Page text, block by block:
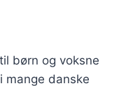
børn og voksne
mange danske